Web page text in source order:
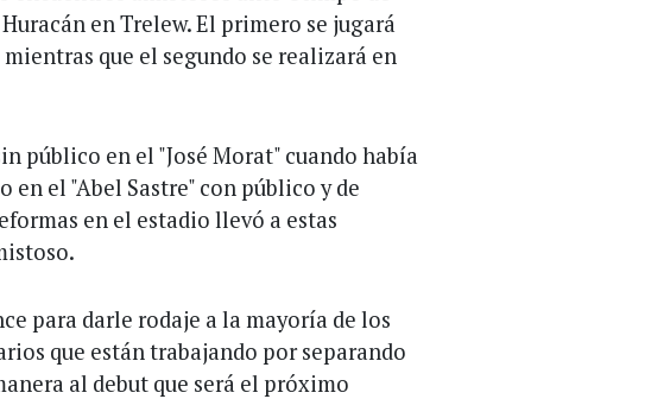
en Trelew. El primero se jugará
que el segundo se realizará en
público en el "José Morat" cuando había
el "Abel Sastre" con público y de
en el estadio llevó a estas
para darle rodaje a la mayoría de los
que están trabajando por separando
al debut que será el próximo